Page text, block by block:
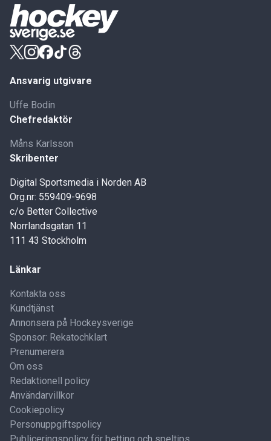
Ansvarig utgivare
Uffe Bodin
Chefredaktör
Måns Karlsson
Skribenter
Digital Sportsmedia i Norden AB
Org.nr: 559409-9698
c/o Better Collective
Norrlandsgatan 11
111 43 Stockholm
Länkar
Kontakta oss
Kundtjänst
Annonsera på Hockeysverige
Sponsor: Rekatochklart
Prenumerera
Om oss
Redaktionell policy
Användarvillkor
Cookiepolicy
Personuppgiftspolicy